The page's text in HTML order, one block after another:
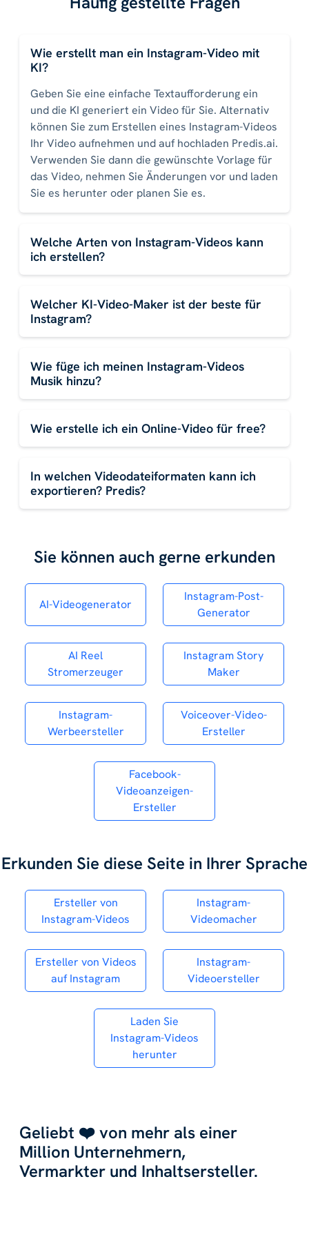
Wie erstellt man ein Instagram-Video mit
KI?
Geben Sie eine einfache Textaufforderung ein
und die KI generiert ein Video für Sie. Alternativ
können Sie zum Erstellen eines Instagram-Videos
Ihr Video aufnehmen und auf hochladen Predis.ai.
Verwenden Sie dann die gewünschte Vorlage für
das Video, nehmen Sie Änderungen vor und laden
Sie es herunter oder planen Sie es.
Welche Arten von Instagram-Videos kann
ich erstellen?
Welcher KI-Video-Maker ist der beste für
Instagram?
Wie füge ich meinen Instagram-Videos
Musik hinzu?
Wie erstelle ich ein Online-Video für free?
In welchen Videodateiformaten kann ich
exportieren? Predis?
Sie können auch gerne erkunden
AI-Videogenerator
Instagram-Post-
Generator
AI Reel
Stromerzeuger
Instagram Story
Maker
Instagram-
Werbeersteller
Voiceover-Video-
Ersteller
Facebook-
Videoanzeigen-
Ersteller
Erkunden Sie diese Seite in Ihrer Sprache
Ersteller von
Instagram-Videos
Instagram-
Videomacher
Ersteller von Videos
auf Instagram
Instagram-
Videoersteller
Laden Sie
Instagram-Videos
herunter
Geliebt ❤️ von mehr als einer
Million Unternehmern,
Vermarkter und Inhaltsersteller.